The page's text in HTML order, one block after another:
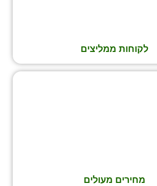
לקוחות ממליצים
מחירים מעולים